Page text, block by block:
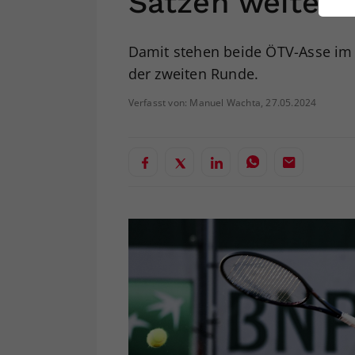
Damit stehen beide ÖTV-Asse
der zweiten Runde.
Verfasst von: Manuel Wachta, 27.05.2024